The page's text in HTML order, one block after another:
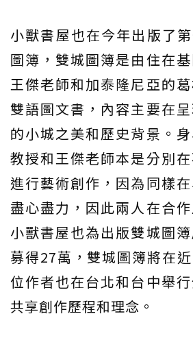
小獸書屋也在今年出版了
圖簿，雙城圖簿是由住在
王傑老師和加泰隆尼亞的
雙語圖文書，內容主要在
的小城之美和歷史背景。
教授和王傑老師本是分別
進行藝術創作，因為同樣
盡心盡力，因此兩人在合
小獸書屋也為出版雙城圖
募得27萬，雙城圖簿將在
位作者也在台北和台中舉
共享創作歷程和理念。